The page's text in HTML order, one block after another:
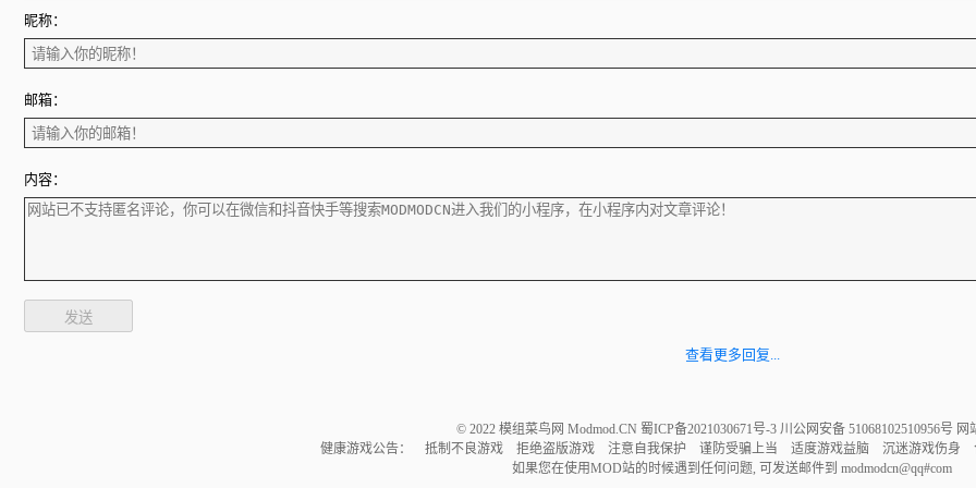
昵称：
邮箱：
内容：
发送
查看更多回复...
© 2022 模组菜鸟网 Modmod.CN 蜀ICP备2021030671号-3 川公网安备 51068102510956号 网
健康游戏公告： 抵制不良游戏 拒绝盗版游戏 注意自我保护 谨防受骗上当 适度游戏益脑 沉迷游戏伤身
如果您在使用MOD站的时候遇到任何问题, 可发送邮件到 modmodcn@qq#com